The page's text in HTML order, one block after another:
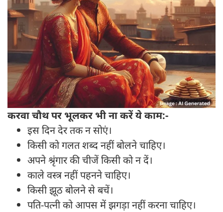
करवा चौथ पर भूलकर भी ना करें ये काम:-
इस दिन देर तक न सोएं।
किसी को गलत शब्द नहीं बोलने चाहिए।
अपने श्रृंगार की चीजें किसी को न दें।
काले वस्त्र नहीं पहनने चाहिए।
किसी झूठ बोलने से बचें।
पति-पत्नी को आपस में झगड़ा नहीं करना चाहिए।